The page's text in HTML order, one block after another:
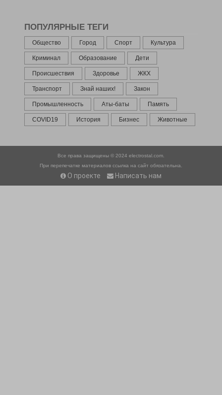
ПОПУЛЯРНЫЕ ТЕГИ
Общество Город Спорт Культура
Криминал Образование Дети
Происшествия Здоровье ЖКХ
Транспорт Знай наших! Закон
Промышленность Аты-баты Память
COVID19 История Бизнес Животные
Все права защищены © 2024 electrostal.com.
При перепечатке материалов ссылка на сайт обязательна.
О проекте Написать нам